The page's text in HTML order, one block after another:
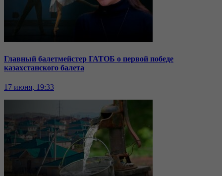
Главный балетмейстер ГАТОБ о первой победе
казахстанского балета
17 июня, 19:33